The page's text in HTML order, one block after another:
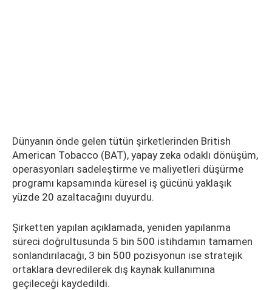
Dünyanın önde gelen tütün şirketlerinden British
American Tobacco (BAT), yapay zeka odaklı dönüşüm,
operasyonları sadeleştirme ve maliyetleri düşürme
programı kapsamında küresel iş gücünü yaklaşık
yüzde 20 azaltacağını duyurdu.
Şirketten yapılan açıklamada, yeniden yapılanma
süreci doğrultusunda 5 bin 500 istihdamın tamamen
sonlandırılacağı, 3 bin 500 pozisyonun ise stratejik
ortaklara devredilerek dış kaynak kullanımına
geçileceği kaydedildi.